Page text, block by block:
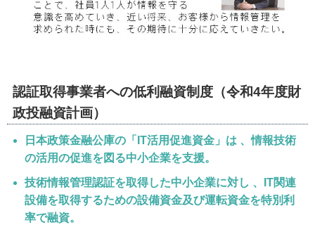
認証取得事業者への低利融資制度（令和4年度財
政投融資計画）
日本政策金融公庫の「IT活用促進資金」は 、情報技術
の活用の促進を図る中小企業を支援。
技術情報管理認証を取得した中小企業に対し 、IT関連
設備を取得するための設備資金及び運転資金を特別利
率で融資。